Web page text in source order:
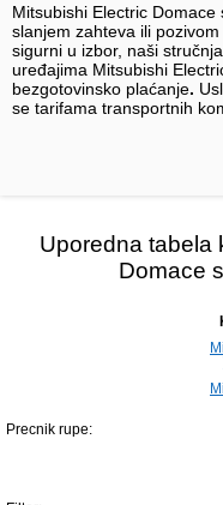
Mitsubishi Electric
slanjem zahteva ili pozivom
sigurni u izbor, naši
uređajima Mitsubishi
bezgotovinsko plaćanje.
se tarifama transportnih
Uporedna tabela
Domace
Precnik rupe: